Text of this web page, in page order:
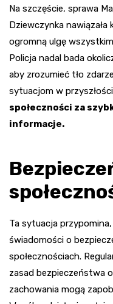
Na szczęście, sprawa
Dziewczynka
ogromną ulgę
Policja nadal bada
aby zrozumieć tło
sytuacjom w
społeczności za
informacje.
Ta sytuacja
świadomości o
społecznościach.
zasad bezpieczeństwa
zachowania mogą